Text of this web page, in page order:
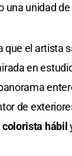
una unidad
que el artista
en
de
colorista hábil